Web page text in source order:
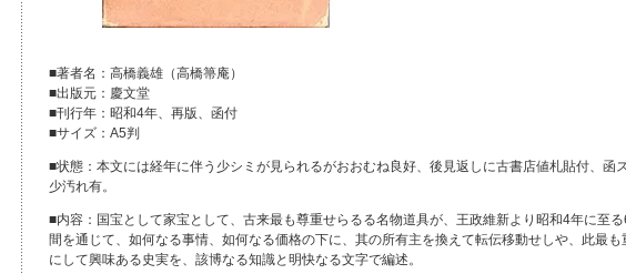
■著者名：高橋義雄（高橋箒庵）
■出版元：慶文堂
■刊行年：昭和4年、再版、函付
■サイズ：A5判
■状態：本文には経年に伴う少シミが見られるがおおむね良好、後見返しに古書店値札貼付、函
少汚れ有。
■内容：国宝として家宝として、古来最も尊重せらるる名物道具が、王政維新より昭和4年に至
間を通じて、如何なる事情、如何なる価格の下に、其の所有主を換えて転伝移動せしや、此最も
にして興味ある史実を、該博なる知識と明快なる文字で編述。